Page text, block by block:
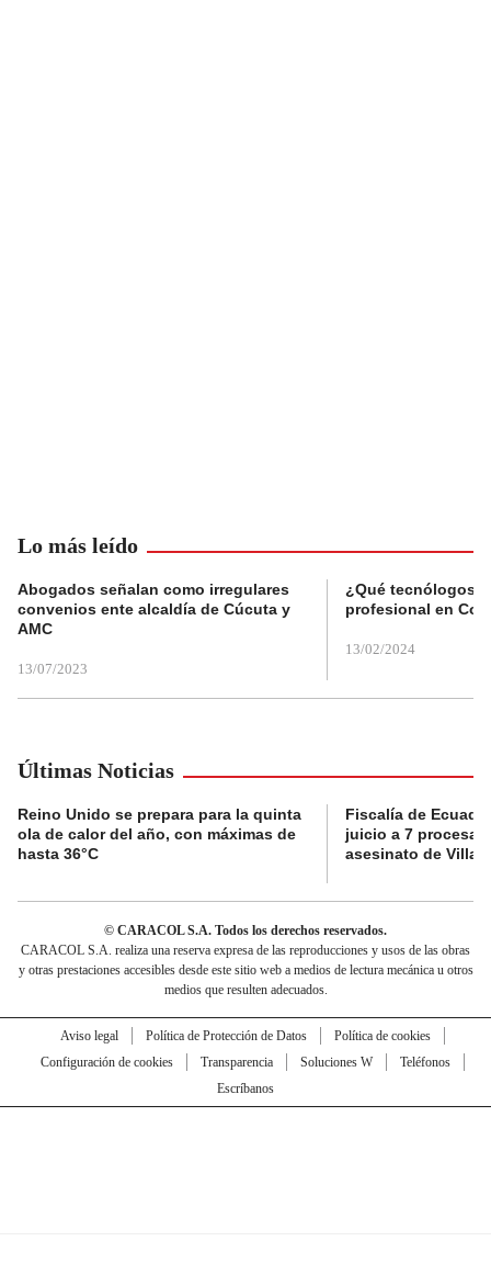
Lo más leído
Abogados señalan como irregulares
convenios ente alcaldía de Cúcuta y
AMC
13/07/2023
¿Qué tecnólogos
profesional en
13/02/2024
Últimas Noticias
Reino Unido se prepara para la quinta
ola de calor del año, con máximas de
hasta 36°C
Fiscalía de
juicio a 7
asesinato de
© CARACOL S.A. Todos los derechos reservados.
CARACOL S.A. realiza una reserva expresa de las reproducciones y usos de las obras
y otras prestaciones accesibles desde este sitio web a medios de lectura mecánica u otros
medios que resulten adecuados.
Aviso legal Política de Protección de Datos
Política de cookies
Configuración de cookies
Transparencia Soluciones W
Teléfonos
Escríbanos